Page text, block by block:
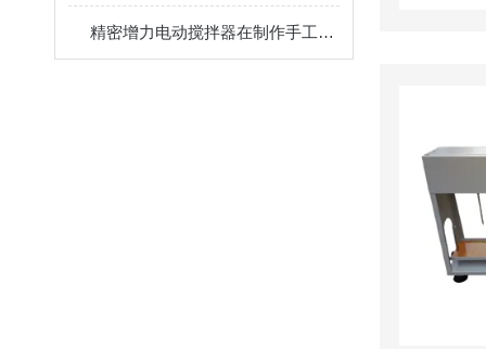
精密增力电动搅拌器在制作手工皂时所起到的作用介绍